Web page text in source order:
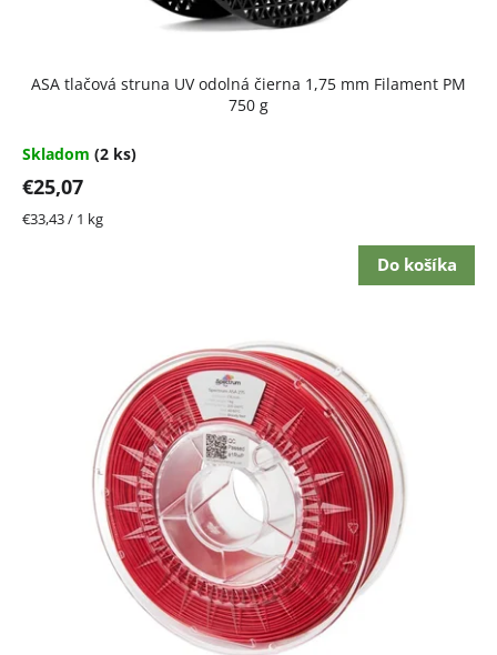
ASA tlačová struna UV odolná čierna 1,75 mm Filament PM
750 g
Skladom (2 ks)
€25,07
Jednotková
€33,43 / 1 kg
Do košíka